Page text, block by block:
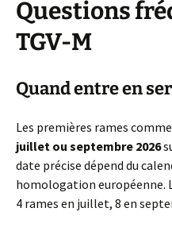
Questions
TGV-M
Quand entre en
Les premières rames
juillet ou septembre 2026
date précise dépend du
homologation européenne.
4 rames en juillet, 8 en